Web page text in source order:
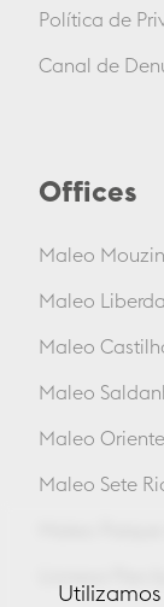
Política de
Canal de
Offices
Maleo
Maleo
Maleo
Maleo
Maleo Oriente
Maleo Sete